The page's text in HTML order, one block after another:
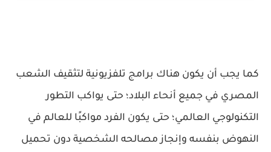
كما يجب أن يكون هناك برامج تلفزيونية لتثقيف الشعب
المصري في جميع أنحاء البلاد؛ حتى يواكب التطور
التكنولوجي العالمي؛ حتى يكون الفرد مواكبًا للعالم في
النهوض بنفسه وإنجاز مصالحه الشخصية دون تحميل